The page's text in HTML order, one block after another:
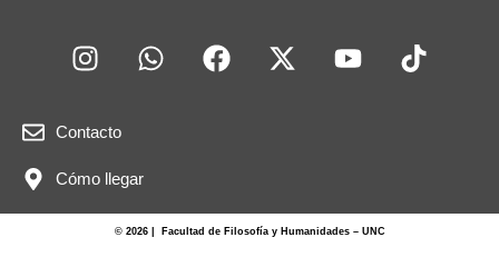
Contacto
Cómo llegar
© 2026 | Facultad de Filosofía y Humanidades – UNC